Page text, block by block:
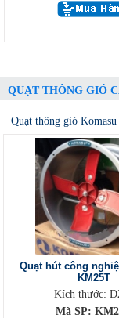
QUẠT THÔNG GIÓ
Quạt thông gió Komasu
Quạt hút công
KM25T
Kích thước:
Mã SP: